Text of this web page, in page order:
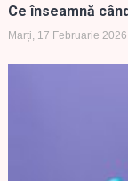
Ce înseamnă
Marți, 17 Februarie 2026